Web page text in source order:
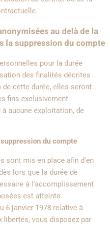
au delà de la
la suppression du compte
pour la durée
des finalités décrites
de cette durée, elles seront
fins exclusivement
aucune exploitation, de
du compte
sont mis en place afin d’en
lors que la durée de
à l’accomplissement
est atteinte.
6 janvier 1978 relative à
libertés, vous disposez par